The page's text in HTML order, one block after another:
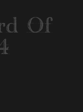
Of